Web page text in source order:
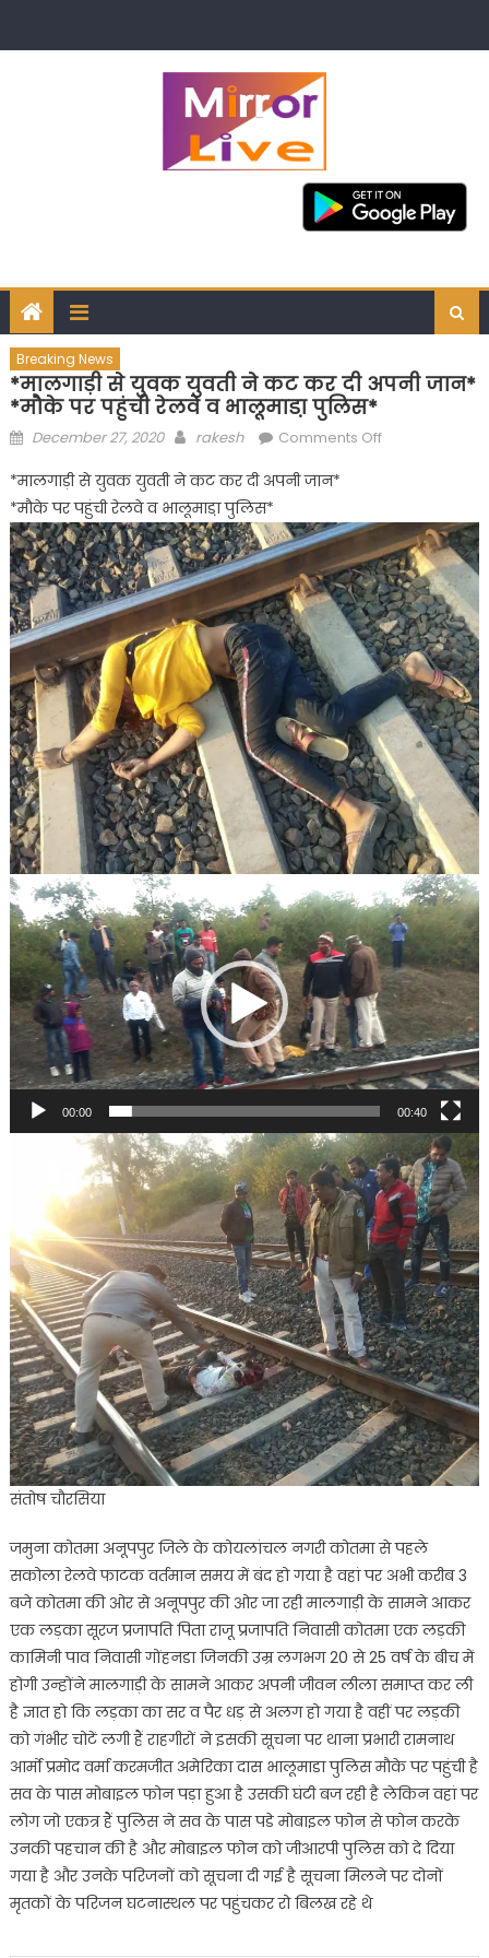
Breaking News
*मालगाड़ी से युवक युवती ने कट कर दी अपनी जान*
*मौके पर पहुंची रेलवे व भालूमाडा़ पुलिस*
Posted
December 27, 2020 Author
rakesh Comments Offon
युवती
ने
कट
कर
दी
अपनी
जान*
*मौके
पर
पहुंची
रेलवे
व
भालूमाडा़
पुलिस*
*मालगाड़ी से युवक युवती ने कट कर दी अपनी जान*
*मौके पर पहुंची रेलवे व भालूमाडा़ पुलिस*
00:00 00:40
संतोष चौरसिया
जमुना कोतमा अनूपपुर जिले के कोयलांचल नगरी कोतमा से पहले
सकोला रेलवे फाटक वर्तमान समय में बंद हो गया है वहां पर अभी करीब 3
बजे कोतमा की ओर से अनूपपुर की ओर जा रही मालगाड़ी के सामने आकर
एक लड़का सूरज प्रजापति पिता राजू प्रजापति निवासी कोतमा एक लड़की
कामिनी पाव निवासी गोंहनडा जिनकी उम्र लगभग 20 से 25 वर्ष के बीच में
होगी उन्होंने मालगाड़ी के सामने आकर अपनी जीवन लीला समाप्त कर ली
है ज्ञात हो कि लड़का का सर व पैर धड़ से अलग हो गया है वहीं पर लड़की
को गंभीर चोटें लगी हैं राहगीरों ने इसकी सूचना पर थाना प्रभारी रामनाथ
आर्मो प्रमोद वर्मा करमजीत अमेरिका दास भालूमाडा पुलिस मौके पर पहुंची है
सव के पास मोबाइल फोन पड़ा हुआ है उसकी घंटी बज रही है लेकिन वहां पर
लोग जो एकत्र हैं पुलिस ने सव के पास पडे मोबाइल फोन से फोन करके
उनकी पहचान की है और मोबाइल फोन को जीआरपी पुलिस को दे दिया
गया है और उनके परिजनों को सूचना दी गई है सूचना मिलने पर दोनों
मृतकों के परिजन घटनास्थल पर पहुंचकर रो बिलख रहे थे